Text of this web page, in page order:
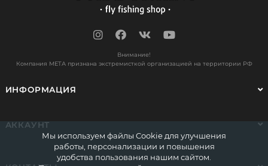
Внимание!
Компания МЕТА признана экстремисткой организацией на территории РФ
ИНФОРМАЦИЯ
АККАУНТ
Мы используем файлы Cookie для улучшения
работы, персонализации и повышения
удобства пользования нашим сайтом.